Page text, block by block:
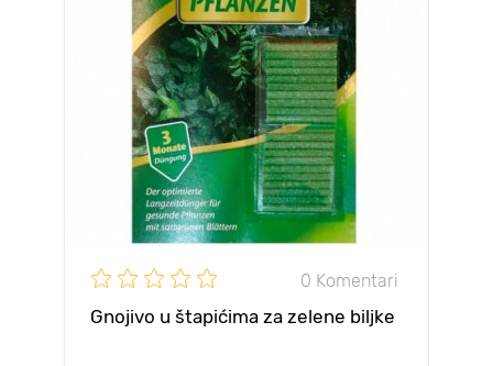
0 Komentari
Gnojivo u štapićima za zelene biljke